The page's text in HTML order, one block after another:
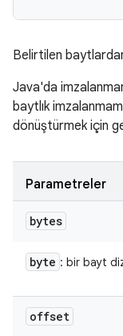
Belirtilen
Java'da
baytlık
dönüştürmek için
Parametreler
bytes
byte : bir bayt
offset